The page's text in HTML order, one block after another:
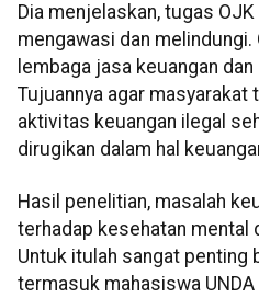
Dia menjelaskan, tugas
mengawasi dan
lembaga jasa keuangan
Tujuannya agar
aktivitas keuangan ilegal
dirugikan dalam hal
Hasil penelitian, masalah
terhadap kesehatan mental
Untuk itulah sangat penting
termasuk mahasiswa